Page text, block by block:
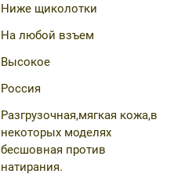
Ниже щиколотки
На любой взъем
Высокое
Россия
Разгрузочная,мягкая кожа,в
некоторых моделях
бесшовная против
натирания.